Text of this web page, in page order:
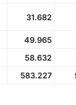
31.682
49.965
58.632
583.227